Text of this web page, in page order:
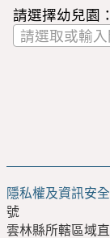
請選擇幼兒園：
請選取或輸
隱私權及資訊安
號
雲林縣所轄區域